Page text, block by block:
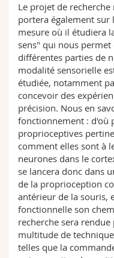
Le projet de
portera également sur
mesure où il étudiera
sens" qui nous
différentes parties de
modalité sensorielle
étudiée, notamment
concevoir des
précision. Nous en
fonctionnement : d'où
proprioceptives
comment elles sont à
neurones dans le
se lancera donc dans
de la proprioception
antérieur de la souris,
fonctionnelle son
recherche sera
multitude de
telles que la